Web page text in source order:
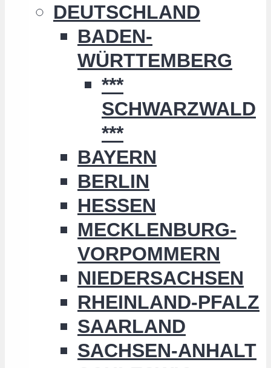
DEUTSCHLAND
BADEN-
WÜRTTEMBERG
***
SCHWARZWALD
***
BAYERN
BERLIN
HESSEN
MECKLENBURG-
VORPOMMERN
NIEDERSACHSEN
RHEINLAND-PFALZ
SAARLAND
SACHSEN-ANHALT